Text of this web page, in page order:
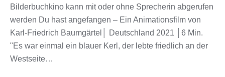
Bilderbuchkino kann mit oder ohne Sprecherin abgerufen
werden Du hast angefangen – Ein Animationsfilm von
Karl-Friedrich Baumgärtel│ Deutschland 2021 │6 Min.
"Es war einmal ein blauer Kerl, der lebte friedlich an der
Westseite…